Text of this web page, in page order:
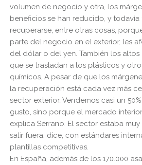
volumen de negocio y otra, los
beneficios se han reducido, y todavía
recuperarse, entre otras cosas,
parte del negocio en el exterior, les
del dólar o del yen. También los
que se trasladan a los plásticos y
químicos. A pesar de que los
la recuperación está cada vez más
sector exterior. Vendemos casi un
gusto, sino porque el mercado
explica Serrano. El sector estaba
salir fuera, dice, con estándares
plantillas competitivas.
En España, además de los 170.000